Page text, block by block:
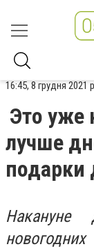
16:45, 8 грудня 2021
Это уже
лучше
подарки